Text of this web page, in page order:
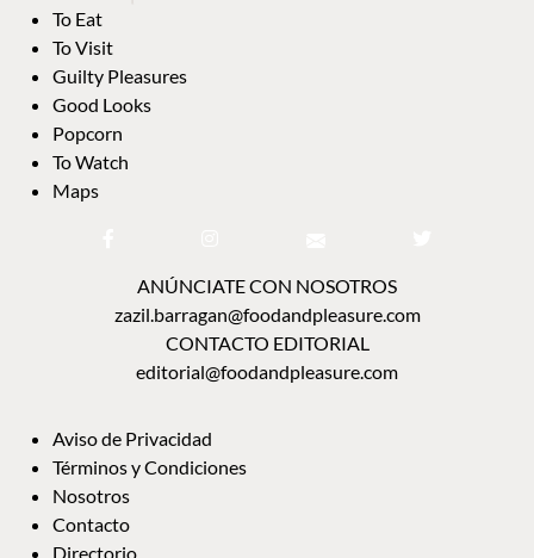
To Eat
To Visit
Guilty Pleasures
Good Looks
Popcorn
To Watch
Maps
ANÚNCIATE CON NOSOTROS
zazil.barragan@foodandpleasure.com
CONTACTO EDITORIAL
editorial@foodandpleasure.com
Aviso de Privacidad
Términos y Condiciones
Nosotros
Contacto
Directorio